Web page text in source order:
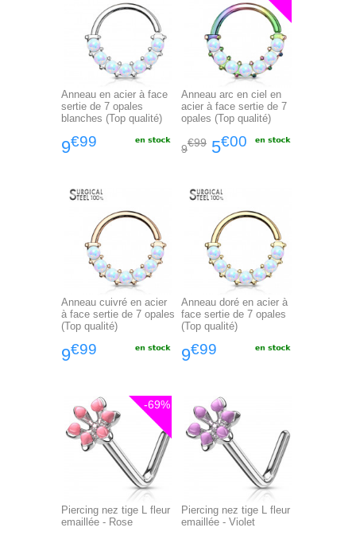
Anneau en acier à face
sertie de 7 opales
blanches (Top qualité)
9€99
Anneau arc en ciel en
acier à face sertie de 7
opales (Top qualité)
9
€99 5€00
Anneau cuivré en acier
à face sertie de 7 opales
(Top qualité)
9€99
Anneau doré en acier à
face sertie de 7 opales
(Top qualité)
9€99
Piercing nez tige L fleur
emaillée - Rose
-69%
Piercing nez tige L fleur
emaillée - Violet